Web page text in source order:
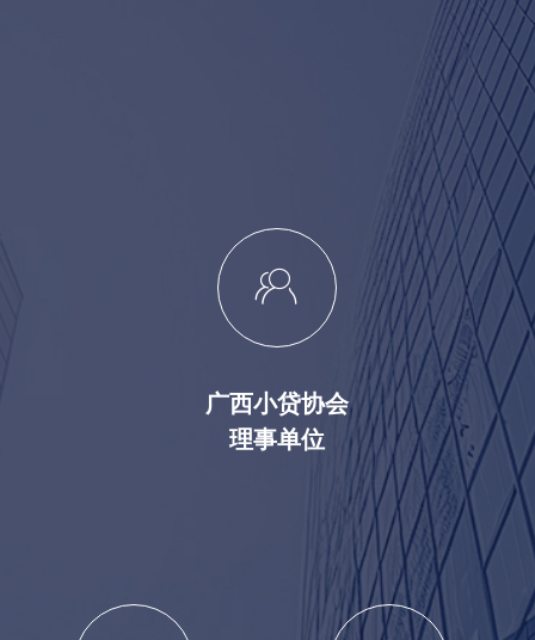
ꁘ
广西小贷协会
理事单位